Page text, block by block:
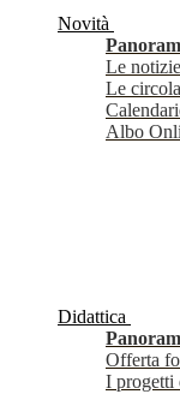
Novità
Le notizie
Le
Albo
Didattica
Offerta
I progetti